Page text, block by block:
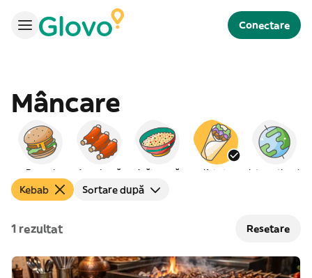
Conectare
Mâncare
Burgeri Americană Arăbească Kebab Internațional
Kebab Sortare după
1 rezultat Resetare